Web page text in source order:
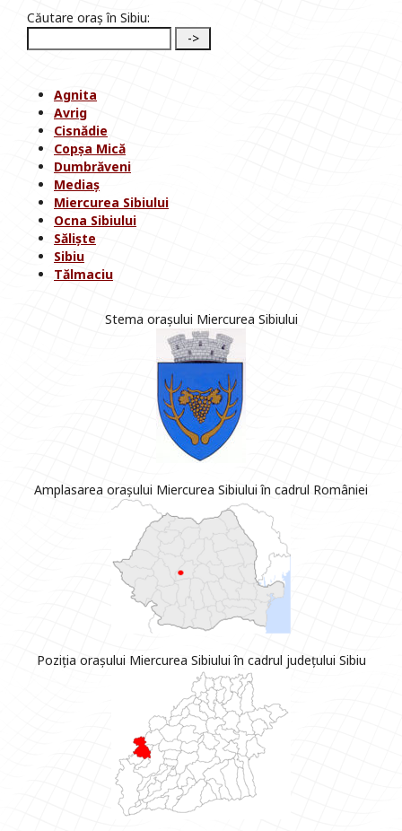
Căutare oraș în Sibiu:
Agnita
Avrig
Cisnădie
Copșa Mică
Dumbrăveni
Mediaș
Miercurea Sibiului
Ocna Sibiului
Săliște
Sibiu
Tălmaciu
Stema orașului Miercurea Sibiului
Amplasarea orașului Miercurea Sibiului în cadrul României
Poziția orașului Miercurea Sibiului în cadrul județului Sibiu